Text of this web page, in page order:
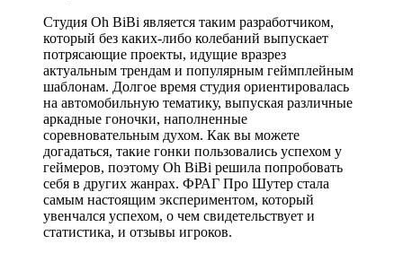
Студия Oh BiBi является таким разработчиком,
который без каких-либо колебаний выпускает
потрясающие проекты, идущие вразрез
актуальным трендам и популярным геймплейным
шаблонам. Долгое время студия ориентировалась
на автомобильную тематику, выпуская различные
аркадные гоночки, наполненные
соревновательным духом. Как вы можете
догадаться, такие гонки пользовались успехом у
геймеров, поэтому Oh BiBi решила попробовать
себя в других жанрах. ФРАГ Про Шутер стала
самым настоящим экспериментом, который
увенчался успехом, о чем свидетельствует и
статистика, и отзывы игроков.